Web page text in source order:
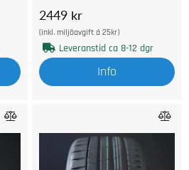
2449 kr
(inkl. miljöavgift á 25kr)
Leveranstid ca 8-12 dgr
Info